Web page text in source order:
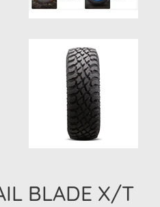
BLADE X/T